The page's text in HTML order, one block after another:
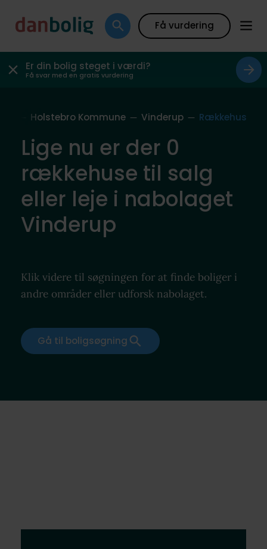
Få vurdering
Er din bolig steget i værdi?
Få svar med en gratis vurdering
Holstebro Kommune Vinderup Rækkehus
Lige nu er der 0
rækkehuse til salg
eller leje i nabolaget
Vinderup
Klik videre til søgningen for at finde boliger i
andre områder eller udforsk nabolaget.
Gå til boligsøgning